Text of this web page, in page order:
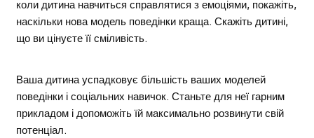
коли дитина навчиться справлятися з емоціями, покажіть,
наскільки нова модель поведінки краща. Скажіть дитині,
що ви цінуєте її сміливість.
Ваша дитина успадковує більшість ваших моделей
поведінки і соціальних навичок. Станьте для неї гарним
прикладом і допоможіть їй максимально розвинути свій
потенціал.